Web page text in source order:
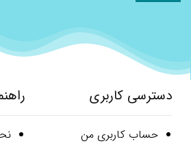
دسترسی کاربری
حساب کاربری من